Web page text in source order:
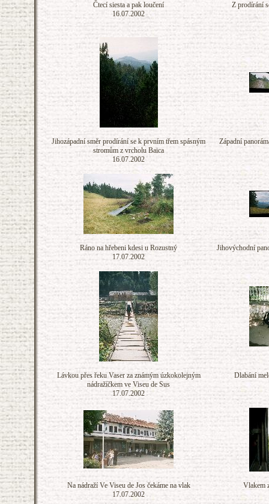
Čtecí siesta a pak loučení
16.07.2002
Z prodírání
Jihozápadní směr prodírání se k prvním třem spásným
stromům z vrcholu Baica
16.07.2002
Západní
Ráno na hřebeni kdesi u Rozustný
17.07.2002
Jihovýchodní
Lávkou přes řeku Vaser za známým úzkokolejným
nádražíčkem ve Viseu de Sus
17.07.2002
Dlabání
Na nádraží Ve Viseu de Jos čekáme na vlak
17.07.2002
Vlakem